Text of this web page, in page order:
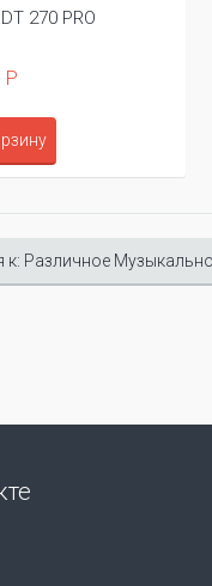
270 PRO
Р
к: Различное